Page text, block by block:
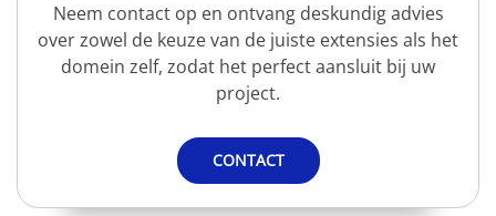
Neem contact op en ontvang deskundig advies
over zowel de keuze van de juiste extensies als het
domein zelf, zodat het perfect aansluit bij uw
project.
CONTACT